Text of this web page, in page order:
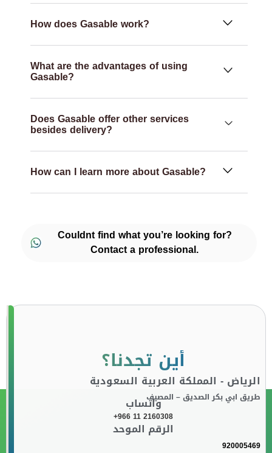
How does Gasable work?
What are the advantages of using
Gasable?
Does Gasable offer other services
besides delivery?
How can I learn more about Gasable?
Couldnt find what you’re looking for?
Contact a professional.
أين تجدنا؟
الرياض - المملكة العربية السعودية
طريق ابي بكر الصديق – المصيفواتساب
+966 11 2160308
الرقم الموحد
920005469